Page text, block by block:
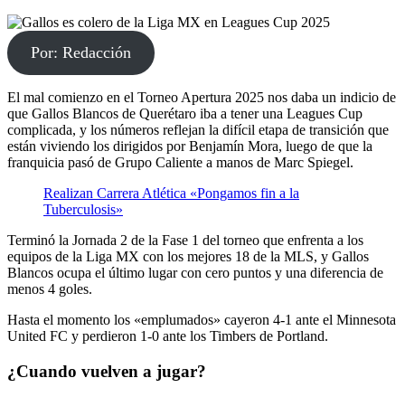
Por: Redacción
El mal comienzo en el Torneo Apertura 2025 nos daba un indicio de
que Gallos Blancos de Querétaro iba a tener una Leagues Cup
complicada, y los números reflejan la difícil etapa de transición que
están viviendo los dirigidos por Benjamín Mora, luego de que la
franquicia pasó de Grupo Caliente a manos de Marc Spiegel.
Realizan Carrera Atlética «Pongamos fin a la
Tuberculosis»
Terminó la Jornada 2 de la Fase 1 del torneo que enfrenta a los
equipos de la Liga MX con los mejores 18 de la MLS, y Gallos
Blancos ocupa el último lugar con cero puntos y una diferencia de
menos 4 goles.
Hasta el momento los «emplumados» cayeron 4-1 ante el Minnesota
United FC y perdieron 1-0 ante los Timbers de Portland.
¿Cuando vuelven a jugar?